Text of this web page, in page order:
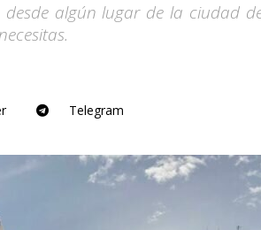
desde algún lugar de la ciudad
Telegram